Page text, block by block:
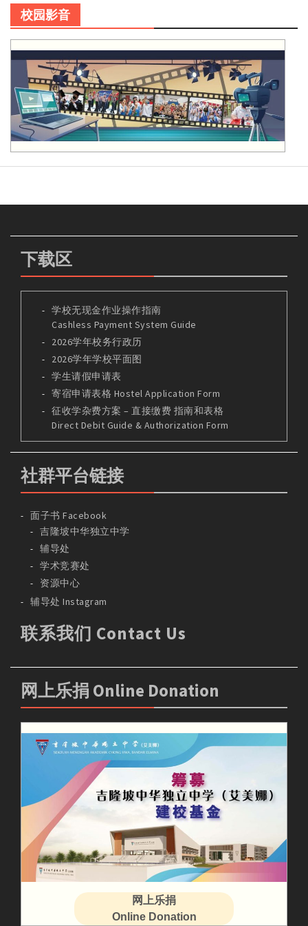
校园影音
下载区
学校无现金作业操作指南
Cashless Payment System Guide
2026学年校务行政历
2026学年学校平面图
学生请假申请表
寄宿申请表格 Hostel Application Form
征收学杂费方案 – 直接缴费 指南和表格
Direct Debit Guide & Authorization Form
社群平台链接
面子书 Facebook
吉隆坡中华独立中学
辅导处
学术竞赛处
资源中心
辅导处 Instagram
联系我们 Contact Us
网上乐捐 Online Donation
网上乐捐
Online Donation